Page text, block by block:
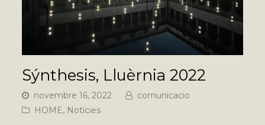
Sýnthesis, Lluèrnia 2022
novembre 16, 2022
comunicacio
HOME, Notícies